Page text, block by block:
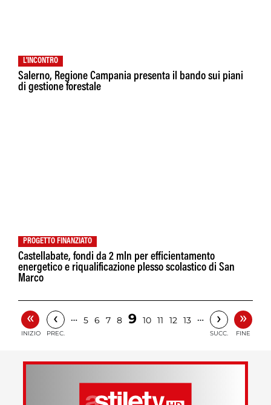
L'INCONTRO
Salerno, Regione Campania presenta il bando sui piani
di gestione forestale
PROGETTO FINANZIATO
Castellabate, fondi da 2 mln per efficientamento
energetico e riqualificazione plesso scolastico di San
Marco
«
INIZIO
‹
PREC.
… 5 6 7 8 9 10 11 12 13 … ›
SUCC.
»
FINE